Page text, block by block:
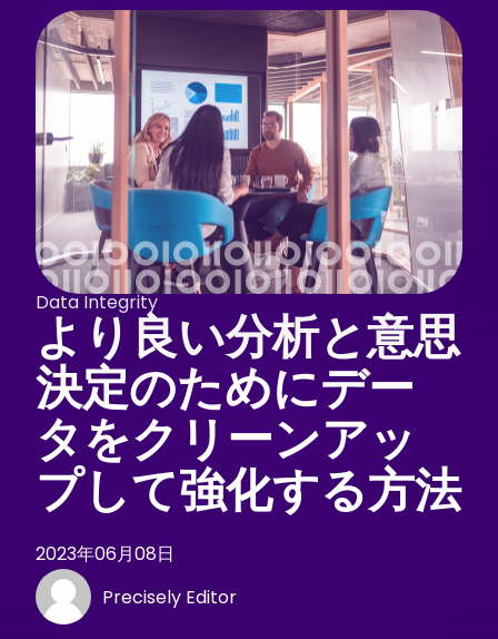
Data Integrity
より良い分析と意思
決定のためにデー
タをクリーンアッ
プして強化する方法
2023年06月08日
Precisely Editor